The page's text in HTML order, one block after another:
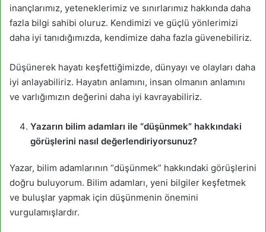
inançlarımız, yeteneklerimiz ve sınırlarımız hakkında daha
fazla bilgi sahibi oluruz. Kendimizi ve güçlü yönlerimizi
daha iyi tanıdığımızda, kendimize daha fazla güvenebiliriz.
Düşünerek hayatı keşfettiğimizde, dünyayı ve olayları daha
iyi anlayabiliriz. Hayatın anlamını, insan olmanın anlamını
ve varlığımızın değerini daha iyi kavrayabiliriz.
Yazarın bilim adamları ile “düşünmek” hakkındaki
görüşlerini nasıl değerlendiriyorsunuz?
Yazar, bilim adamlarının “düşünmek” hakkındaki görüşlerini
doğru buluyorum. Bilim adamları, yeni bilgiler keşfetmek
ve buluşlar yapmak için düşünmenin önemini
vurgulamışlardır.